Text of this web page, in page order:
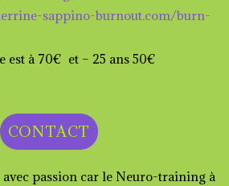
sappino-burnout.com/burn-
est à 70€ et – 25 ans 50€
CONTACT
avec passion car le Neuro-training à